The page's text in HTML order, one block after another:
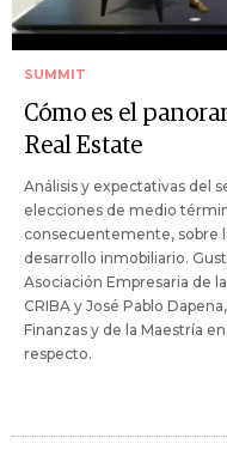
SUMMIT
Cómo es el
Real Estate
Análisis y expectativas del
elecciones de medio
consecuentemente, sobre
desarrollo inmobiliario.
Asociación Empresaria de
CRIBA y José Pablo
Finanzas y de la Maestría
respecto.